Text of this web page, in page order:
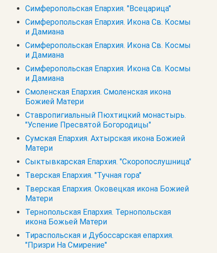
Симферопольская Епархия. "Всецарица"
Симферопольская Епархия. Икона Св. Космы
и Дамиана
Симферопольская Епархия. Икона Св. Космы
и Дамиана
Симферопольская Епархия. Икона Св. Космы
и Дамиана
Смоленская Епархия. Смоленская икона
Божией Матери
Ставропигиальный Пюхтицкий монастырь.
"Успение Пресвятой Богородицы"
Сумская Епархия. Ахтырская икона Божией
Матери
Сыктывкарская Епархия. "Скоропослушница"
Тверская Епархия. "Тучная гора"
Тверская Епархия. Оковецкая икона Божией
Матери
Тернопольская Епархия. Тернопольская
икона Божьей Матери
Тираспольская и Дубоссарская епархия.
"Призри На Смирение"